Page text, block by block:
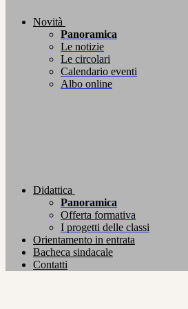
Novità
Panoramica
Le notizie
Le circolari
Calendario eventi
Albo online
Didattica
Panoramica
Offerta formativa
I progetti delle classi
Orientamento in entrata
Bacheca sindacale
Contatti